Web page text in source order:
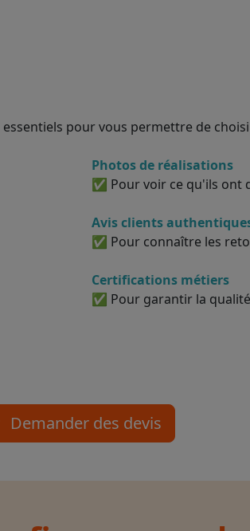
pour vous permettre de
Photos de réalisations
✅ Pour voir ce qu'ils ont
Avis clients
✅ Pour connaître les
Certifications métiers
✅ Pour garantir la
Demander des devis